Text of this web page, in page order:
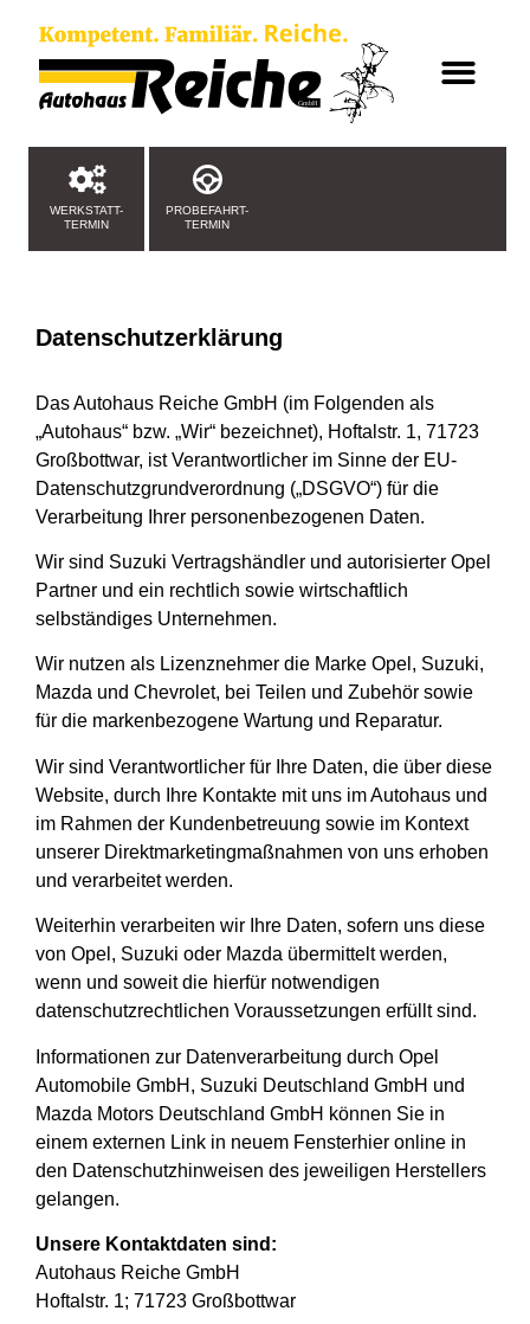
WERKSTATT-
TERMIN
PROBEFAHRT-
TERMIN
Datenschutzerklärung
Das Autohaus Reiche GmbH (im Folgenden als
„Autohaus“ bzw. „Wir“ bezeichnet), Hoftalstr. 1, 71723
Großbottwar, ist Verantwortlicher im Sinne der EU-
Datenschutzgrundverordnung („DSGVO“) für die
Verarbeitung Ihrer personenbezogenen Daten.
Wir sind Suzuki Vertragshändler und autorisierter Opel
Partner und ein rechtlich sowie wirtschaftlich
selbständiges Unternehmen.
Wir nutzen als Lizenznehmer die Marke Opel, Suzuki,
Mazda und Chevrolet, bei Teilen und Zubehör sowie
für die markenbezogene Wartung und Reparatur.
Wir sind Verantwortlicher für Ihre Daten, die über diese
Website, durch Ihre Kontakte mit uns im Autohaus und
im Rahmen der Kundenbetreuung sowie im Kontext
unserer Direktmarketingmaßnahmen von uns erhoben
und verarbeitet werden.
Weiterhin verarbeiten wir Ihre Daten, sofern uns diese
von Opel, Suzuki oder Mazda übermittelt werden,
wenn und soweit die hierfür notwendigen
datenschutzrechtlichen Voraussetzungen erfüllt sind.
Informationen zur Datenverarbeitung durch Opel
Automobile GmbH, Suzuki Deutschland GmbH und
Mazda Motors Deutschland GmbH können Sie in
einem externen Link in neuem Fensterhier online in
den Datenschutzhinweisen des jeweiligen Herstellers
gelangen.
Unsere Kontaktdaten sind:
Autohaus Reiche GmbH
Hoftalstr. 1; 71723 Großbottwar